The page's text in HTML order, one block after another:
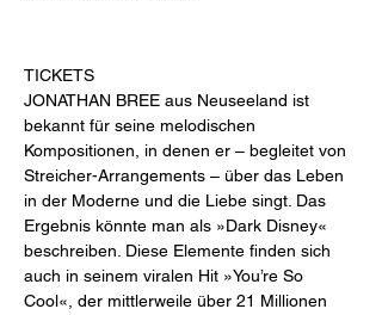
TICKETS
JONATHAN BREE aus Neuseeland ist
bekannt für seine melodischen
Kompositionen, in denen er – begleitet von
Streicher-Arrangements – über das Leben
in der Moderne und die Liebe singt. Das
Ergebnis könnte man als »Dark Disney«
beschreiben. Diese Elemente finden sich
auch in seinem viralen Hit »You’re So
Cool«, der mittlerweile über 21 Millionen